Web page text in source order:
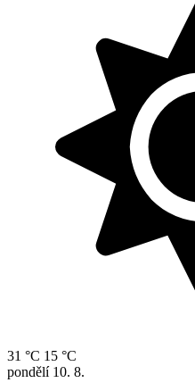
31 °C 15 °C
pondělí 10. 8.